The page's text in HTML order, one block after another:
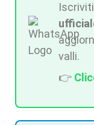
valli.
👉